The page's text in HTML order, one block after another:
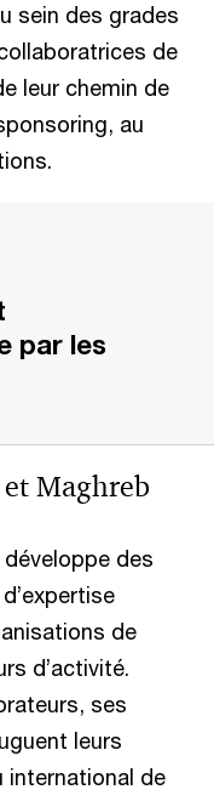
sein des grades
de
leur chemin de
au
par les
Maghreb
développe des
de
d’activité.
ses
leurs
international de